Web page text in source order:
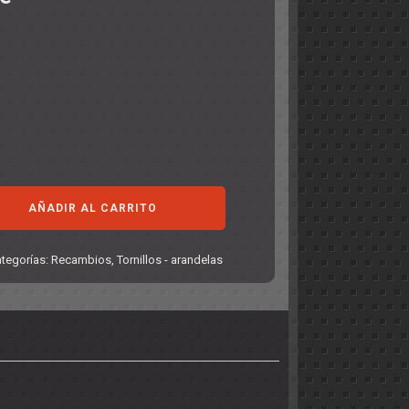
AÑADIR AL CARRITO
Recambios,Tornillos - arandelas